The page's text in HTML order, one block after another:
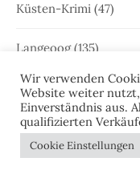
Küsten-Krimi (47)
Langeoog(135)
Leer(20)
Leeraner
Wir verwenden
Website weiter
Einverständnis aus.
qualifizierten
Cookie Einstellungen